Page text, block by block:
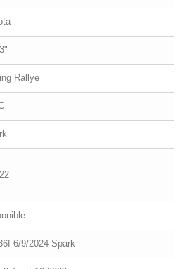
Rallye
6/9/2024 Spark